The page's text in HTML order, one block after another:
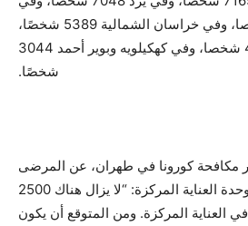
كردستان 6527 شخصا، وفي خراسان الشمالية 5389 شخصًا،
وفي بوشهر 4739 شخصا، وفي كهكيلويه وبوير أحمد 3044
شخصًا.
مكافحة كورونا في طهران، عن المرضى
الذين تم إدخالهم إلى وحدة العناية المركزة: “لا يزال هناك 2500
المركزة. ومن المتوقع أن يكون